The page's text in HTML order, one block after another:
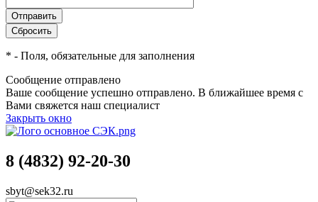
* - Поля, обязательные для заполнения
Сообщение отправлено
Ваше сообщение успешно отправлено. В ближайшее время с
Вами свяжется наш специалист
Закрыть окно
8 (4832) 92-20-30
sbyt@sek32.ru